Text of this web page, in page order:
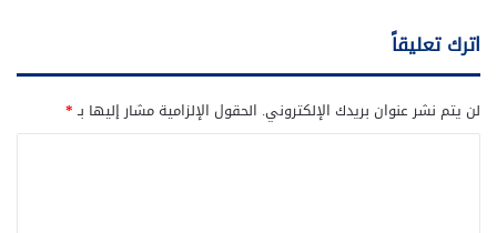
اترك تعليقاً
لن يتم نشر عنوان بريدك الإلكتروني. الحقول الإلزامية مشار إليها بـ*